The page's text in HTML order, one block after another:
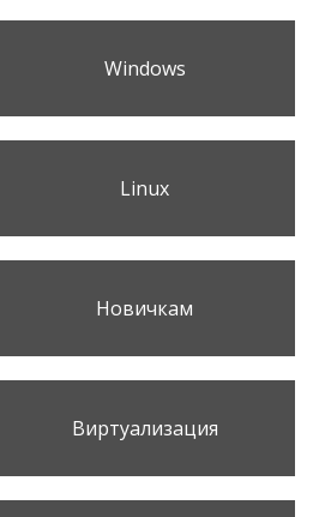
Windows
Linux
Новичкам
Виртуализация